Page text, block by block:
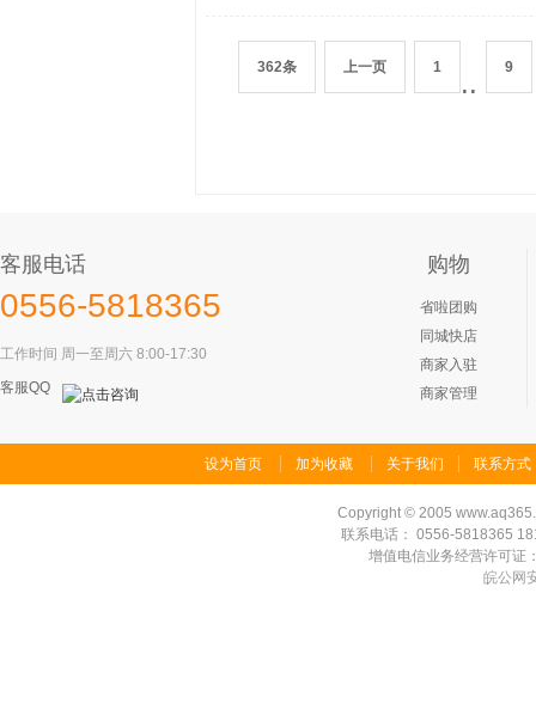
362条 上一页 1 .. 9
客服电话
0556-5818365
工作时间 周一至周六 8:00-17:30
客服QQ
购物
省啦团购
同城快店
商家入驻
商家管理
设为首页 加为收藏 关于我们 联系方式
Copyright © 2005
联系电话： 0556-5818365
增值电信业务经营许可证
皖公网